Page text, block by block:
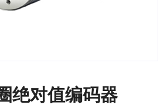
绝对值编码器